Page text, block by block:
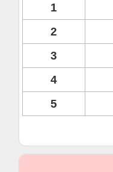
1
2
3
4
5